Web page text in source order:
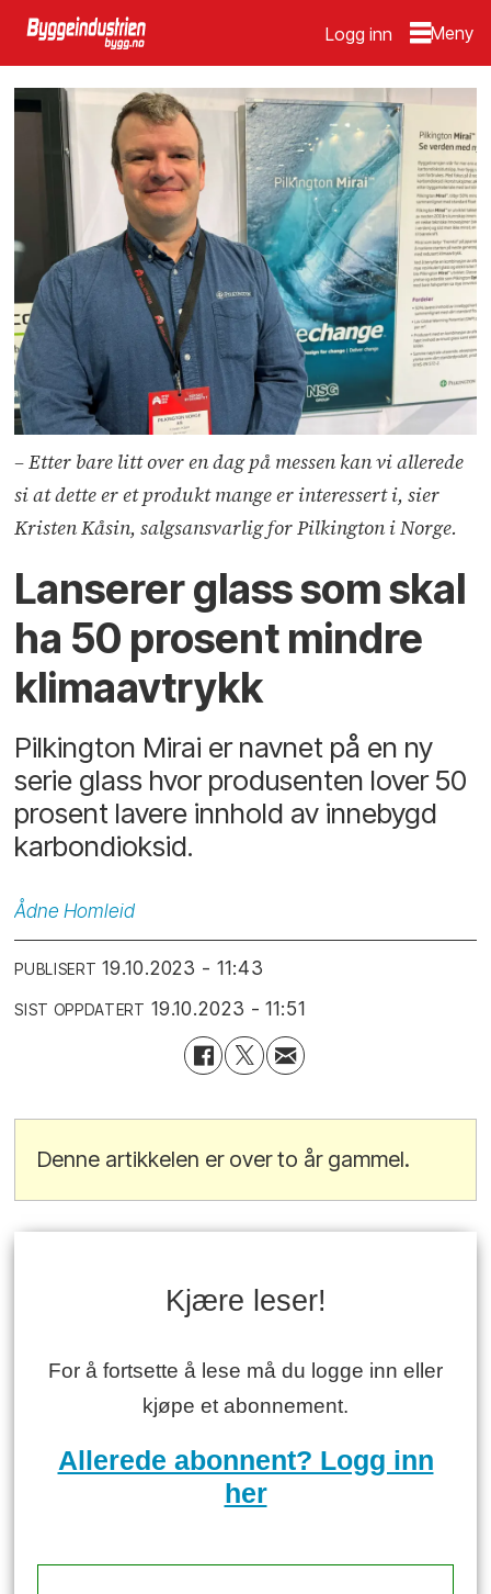
Logg inn
– Etter bare litt over en dag på messen kan vi allerede
si at dette er et produkt mange er interessert i, sier
Kristen Kåsin, salgsansvarlig for Pilkington i Norge.
Lanserer glass som skal
ha 50 prosent mindre
klimaavtrykk
Pilkington Mirai er navnet på en ny
serie glass hvor produsenten lover 50
prosent lavere innhold av innebygd
karbondioksid.
Ådne Homleid
PUBLISERT 19.10.2023 - 11:43
SIST OPPDATERT 19.10.2023 - 11:51
Denne artikkelen er over to år gammel.
Kjære leser!
For å fortsette å lese må du logge inn eller
kjøpe et abonnement.
Allerede abonnent? Logg inn
her